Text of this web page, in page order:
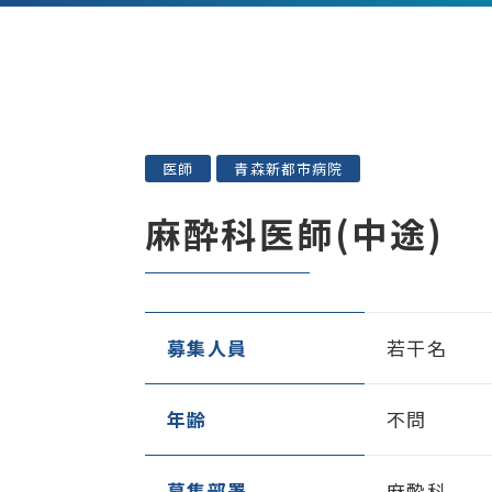
医師 青森新都市病院
麻酔科医師(中途)
募集人員 若干名
年齢 不問